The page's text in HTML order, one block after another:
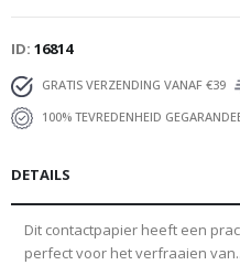
ID 16814
GRATIS VERZENDING VANAF €39
100% TEVREDENHEID
DETAILS
Dit contactpapier heeft een
perfect voor het verfraaien